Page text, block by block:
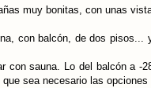
muy bonitas, con unas
con balcón, de dos
con sauna. Lo del balcón a
sea necesario las